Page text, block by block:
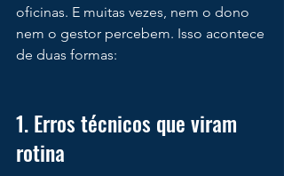
oficinas. E muitas vezes, nem o dono
nem o gestor percebem. Isso acontece
de duas formas:
1. Erros técnicos que viram
rotina